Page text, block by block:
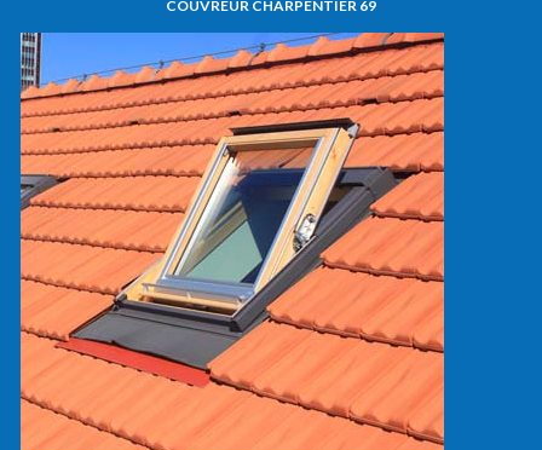
COUVREUR CHARPENTIER 69